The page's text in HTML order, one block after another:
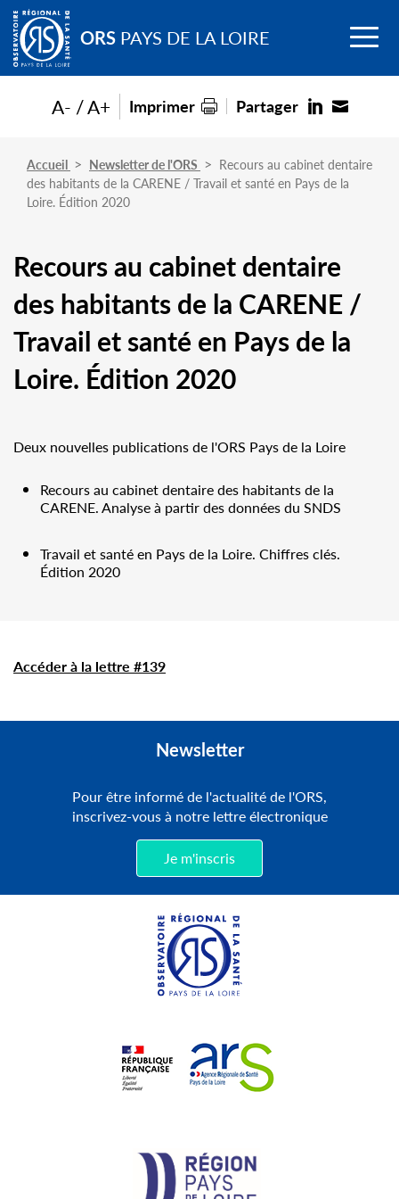
Go to
main
content ORS PAYS DE LA LOIRE Menu
Accueil Newsletter de l'ORS
Recours au cabinet dentaire
des habitants de la CARENE / Travail et santé en Pays de la
Loire. Édition 2020
Recours au cabinet dentaire
des habitants de la CARENE /
Travail et santé en Pays de la
Loire. Édition 2020
Deux nouvelles publications de l'ORS Pays de la Loire
Recours au cabinet dentaire des habitants de la
CARENE. Analyse à partir des données du SNDS
Travail et santé en Pays de la Loire. Chiffres clés.
Édition 2020
A- A+ Imprimer Partager
Accéder à la lettre #139
Newsletter
Pour être informé de l'actualité de l'ORS,
inscrivez-vous à notre lettre électronique
Je m'inscris